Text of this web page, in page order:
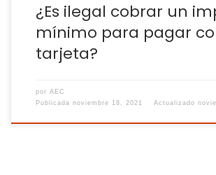
¿Es ilegal cobrar un
mínimo para pagar
tarjeta?
por AEC
Publicada noviembre 18, 2021 Actualizado